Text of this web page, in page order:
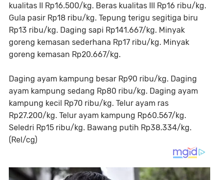
kualitas II Rp16.500/kg. Beras kualitas III Rp16 ribu/kg.
Gula pasir Rp18 ribu/kg. Tepung terigu segitiga biru
Rp13 ribu/kg. Daging sapi Rp141.667/kg. Minyak
goreng kemasan sederhana Rp17 ribu/kg. Minyak
goreng kemasan Rp20.667/kg.
Daging ayam kampung besar Rp90 ribu/kg. Daging
ayam kampung sedang Rp80 ribu/kg. Daging ayam
kampung kecil Rp70 ribu/kg. Telur ayam ras
Rp27.200/kg. Telur ayam kampung Rp60.567/kg.
Seledri Rp15 ribu/kg. Bawang putih Rp38.334/kg.
(Rel/cg)